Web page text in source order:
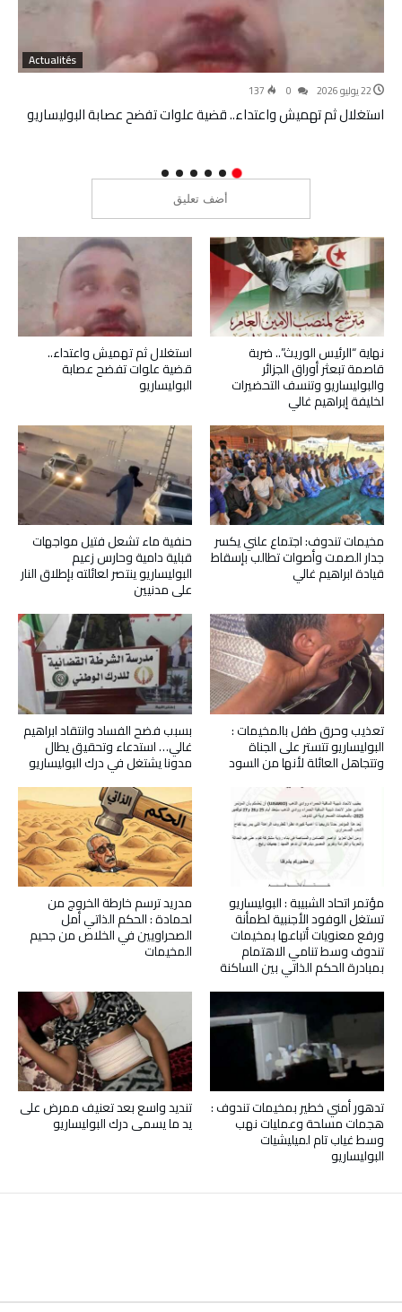
Actualités
7 يونيو 2026 468
نهاية “الرئيس الوريث”.. ضربة قاصمة تبعثر أوراق الجزائر والبوليساريو
استغلال ثم تهميش واعتداء..
قضية علوات تفضح عصابة
البوليساريو
نهاية “الرئيس الوريث”.. ضربة
قاصمة تبعثر أوراق الجزائر
والبوليساريو وتنسف التحضيرات
لخليفة إبراهيم غالي
حنفية ماء تشعل فتيل مواجهات
قبلية دامية وحارس زعيم
البوليساريو ينتصر لعائلته بإطلاق النار
على مدنيين
مخيمات تندوف: اجتماع علني يكسر
جدار الصمت وأصوات تطالب بإسقاط
قيادة ابراهيم غالي
بسبب فضح الفساد وانتقاد ابراهيم
غالي… استدعاء وتحقيق يطال
مدونا يشتغل في درك البوليساريو
تعذيب وحرق طفل بالمخيمات :
البوليساريو تتستر على الجناة
وتتجاهل العائلة لأنها من السود
مدريد ترسم خارطة الخروج من
لحمادة : الحكم الذاتي أمل
الصحراويين في الخلاص من جحيم
المخيمات
مؤتمر اتحاد الشبيبة : البوليساريو
تستغل الوفود الأجنبية لطمأنة
ورفع معنويات أتباعها بمخيمات
تندوف وسط تنامي الاهتمام
بمبادرة الحكم الذاتي بين الساكنة
تنديد واسع بعد تعنيف ممرض على
يد ما يسمى درك البوليساريو
تدهور أمني خطير بمخيمات تندوف :
هجمات مسلحة وعمليات نهب
وسط غياب تام لميليشيات
البوليساريو